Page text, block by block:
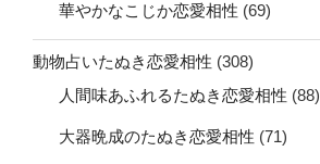
華やかなこじか恋愛相性 (69)
動物占いたぬき恋愛相性 (308)
人間味あふれるたぬき恋愛相性 (88)
大器晩成のたぬき恋愛相性 (71)